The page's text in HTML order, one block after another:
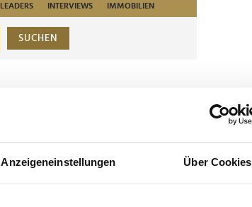
Anzeigeneinstellungen Über Cookies
LEADERS INTERVIEWS IMMOBILIEN
SUCHEN